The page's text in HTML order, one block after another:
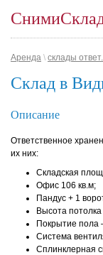
Аренда \ склады
Склад в
Описание
Ответственное
их них:
Складская
Офис 106 кв.м;
Пандус + 1
Высота
Покрытие
Система
Сплинклерная